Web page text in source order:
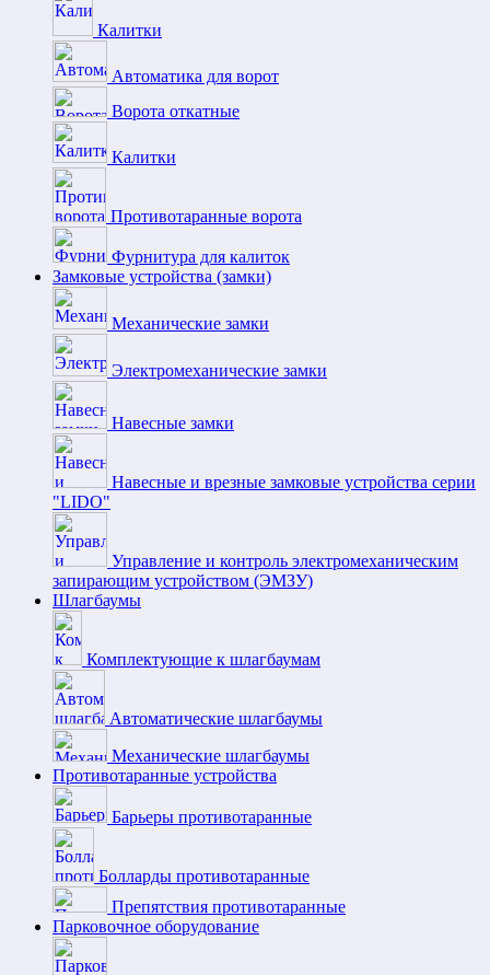
Калитки
Автоматика для ворот
Ворота откатные
Калитки
Противотаранные ворота
Фурнитура для калиток
Замковые устройства (замки)
Механические замки
Электромеханические замки
Навесные замки
Навесные и врезные замковые устройства серии
"LIDO"
Управление и контроль электромеханическим
запирающим устройством (ЭМЗУ)
Шлагбаумы
Комплектующие к шлагбаумам
Автоматические шлагбаумы
Механические шлагбаумы
Противотаранные устройства
Барьеры противотаранные
Болларды противотаранные
Препятствия противотаранные
Парковочное оборудование